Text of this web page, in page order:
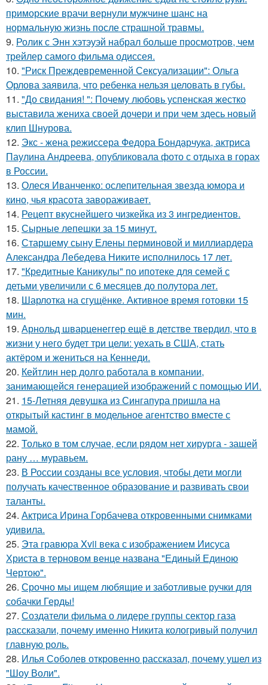
приморские врачи вернули мужчине шанс на
нормальную жизнь после страшной травмы.
9. Ролик с Энн хэтэуэй набрал больше просмотров, чем
трейлер самого фильма одиссея.
10. "Риск Преждевременной Сексуализации": Ольга
Орлова заявила, что ребенка нельзя целовать в губы.
11. "До свидания! ": Почему любовь успенская жестко
выставила жениха своей дочери и при чем здесь новый
клип Шнурова.
12. Экс - жена режиссера Федора Бондарчука, актриса
Паулина Андреева, опубликовала фото с отдыха в горах
в России.
13. Олеся Иванченко: ослепительная звезда юмора и
кино, чья красота завораживает.
14. Рецепт вкуснейшего чизкейка из 3 ингредиентов.
15. Сырные лепешки за 15 минут.
16. Старшему сыну Елены перминовой и миллиардера
Александра Лебедева Никите исполнилось 17 лет.
17. "Кредитные Каникулы" по ипотеке для семей с
детьми увеличили с 6 месяцев до полутора лет.
18. Шарлотка на сгущёнке. Активное время готовки 15
мин.
19. Арнольд шварценеггер ещё в детстве твердил, что в
жизни у него будет три цели: уехать в США, стать
актёром и жениться на Кеннеди.
20. Кейтлин нер долго работала в компании,
занимающейся генерацией изображений с помощью ИИ.
21. 15-Летняя девушка из Сингапура пришла на
открытый кастинг в модельное агентство вместе с
мамой.
22. Только в том случае, если рядом нет хирурга - зашей
рану … муравьем.
23. В России созданы все условия, чтобы дети могли
получать качественное образование и развивать свои
таланты.
24. Актриса Ирина Горбачева откровенными снимками
удивила.
25. Эта гравюра Xvii века с изображением Иисуса
Христа в терновом венце названа "Единый Единою
Чертою".
26. Срочно мы ищем любящие и заботливые ручки для
собачки Герды!
27. Создатели фильма о лидере группы сектор газа
рассказали, почему именно Никита кологривый получил
главную роль.
28. Илья Соболев откровенно рассказал, почему ушел из
"Шоу Воли".